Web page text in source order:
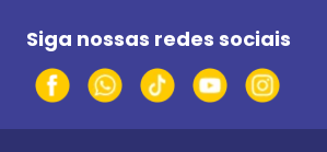
Siga nossas redes sociais